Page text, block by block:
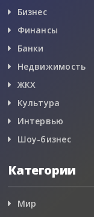
Бизнес
Финансы
Банки
Недвижимость
ЖКХ
Культура
Интервью
Шоу-бизнес
Категории
Мир